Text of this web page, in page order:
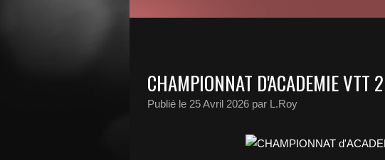
CHAMPIONNAT D'ACADEMIE
Publié le 25 Avril 2026 par L.Roy